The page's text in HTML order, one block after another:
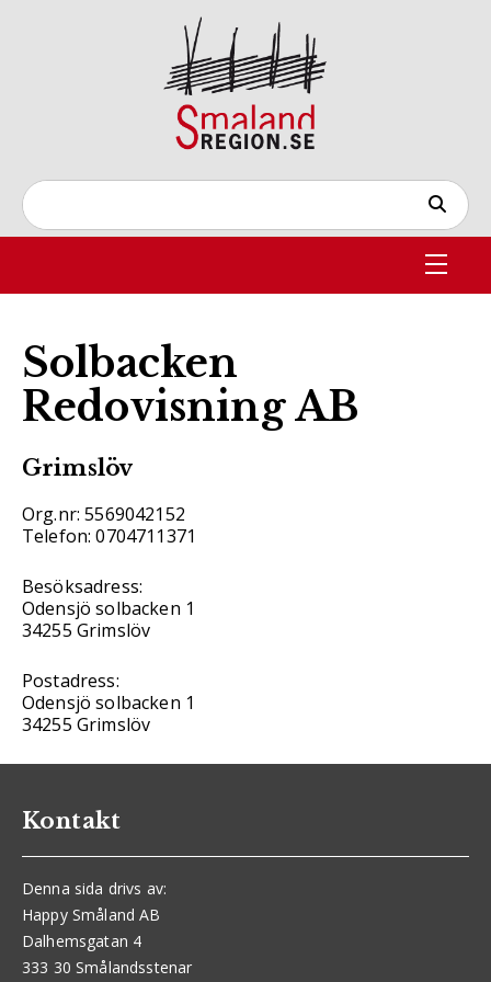
Solbacken
Redovisning AB
Grimslöv
Org.nr: 5569042152
Telefon: 0704711371
Besöksadress:
Odensjö solbacken 1
34255 Grimslöv
Postadress:
Odensjö solbacken 1
34255 Grimslöv
Kontakt
Denna sida drivs av:
Happy Småland AB
Dalhemsgatan 4
333 30 Smålandsstenar